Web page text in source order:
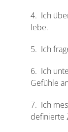
4. Ich
lebe.
5. Ich
6. Ich
Gefühle
7. Ich
definierte